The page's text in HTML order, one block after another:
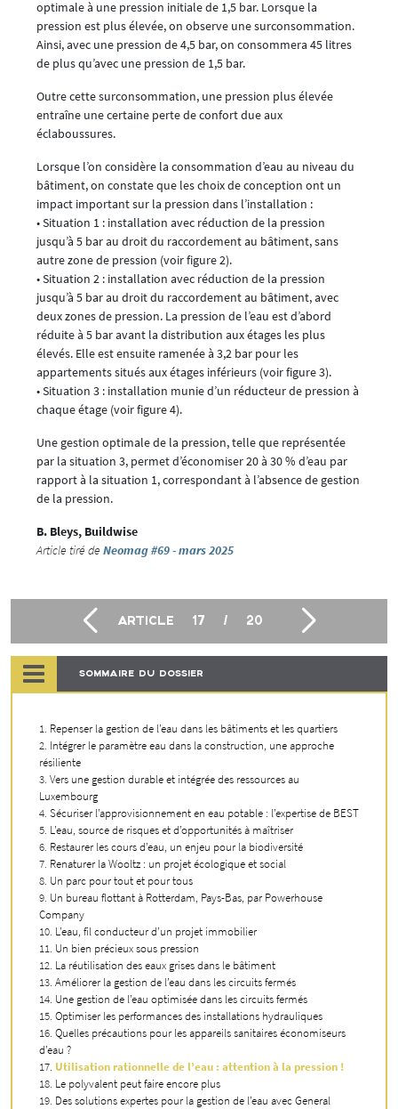
optimale à une pression initiale de 1,5 bar. Lorsque la
pression est plus élevée, on observe une surconsommation.
Ainsi, avec une pression de 4,5 bar, on consommera 45 litres
de plus qu’avec une pression de 1,5 bar.
Outre cette surconsommation, une pression plus élevée
entraîne une certaine perte de confort due aux
éclaboussures.
Lorsque l’on considère la consommation d’eau au niveau du
bâtiment, on constate que les choix de conception ont un
impact important sur la pression dans l’installation :
• Situation 1 : installation avec réduction de la pression
jusqu’à 5 bar au droit du raccordement au bâtiment, sans
autre zone de pression (voir figure 2).
• Situation 2 : installation avec réduction de la pression
jusqu’à 5 bar au droit du raccordement au bâtiment, avec
deux zones de pression. La pression de l’eau est d’abord
réduite à 5 bar avant la distribution aux étages les plus
élevés. Elle est ensuite ramenée à 3,2 bar pour les
appartements situés aux étages inférieurs (voir figure 3).
• Situation 3 : installation munie d’un réducteur de pression à
chaque étage (voir figure 4).
Une gestion optimale de la pression, telle que représentée
par la situation 3, permet d’économiser 20 à 30 % d’eau par
rapport à la situation 1, correspondant à l’absence de gestion
de la pression.
B. Bleys, Buildwise
Article tiré de Neomag #69 - mars 2025
ARTICLE 17 / 20
SOMMAIRE DU DOSSIER
Repenser la gestion de l’eau dans les bâtiments et les quartiers
Intégrer le paramètre eau dans la construction, une approche
résiliente
Vers une gestion durable et intégrée des ressources au
Luxembourg
Sécuriser l’approvisionnement en eau potable : l’expertise de BEST
L’eau, source de risques et d’opportunités à maîtriser
Restaurer les cours d’eau, un enjeu pour la biodiversité
Renaturer la Wooltz : un projet écologique et social
Un parc pour tout et pour tous
Un bureau flottant à Rotterdam, Pays-Bas, par Powerhouse
Company
L’eau, fil conducteur d’un projet immobilier
Un bien précieux sous pression
La réutilisation des eaux grises dans le bâtiment
Améliorer la gestion de l’eau dans les circuits fermés
Une gestion de l’eau optimisée dans les circuits fermés
Optimiser les performances des installations hydrauliques
Quelles précautions pour les appareils sanitaires économiseurs
d’eau ?
Utilisation rationnelle de l’eau : attention à la pression !
Le polyvalent peut faire encore plus
Des solutions expertes pour la gestion de l’eau avec General